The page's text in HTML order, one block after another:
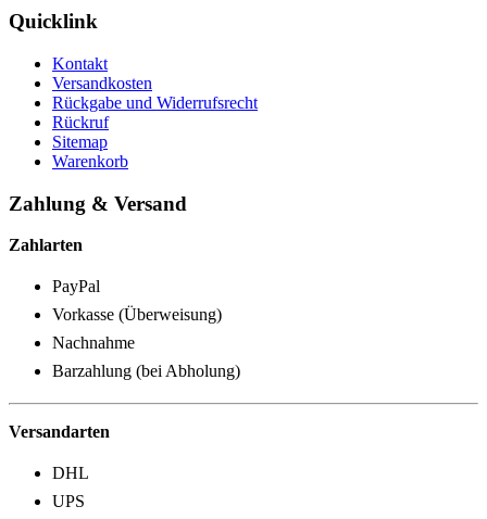
Quicklink
Kontakt
Versandkosten
Rückgabe und Widerrufsrecht
Rückruf
Sitemap
Warenkorb
Zahlung & Versand
Zahlarten
PayPal
Vorkasse (Überweisung)
Nachnahme
Barzahlung (bei Abholung)
Versandarten
DHL
UPS